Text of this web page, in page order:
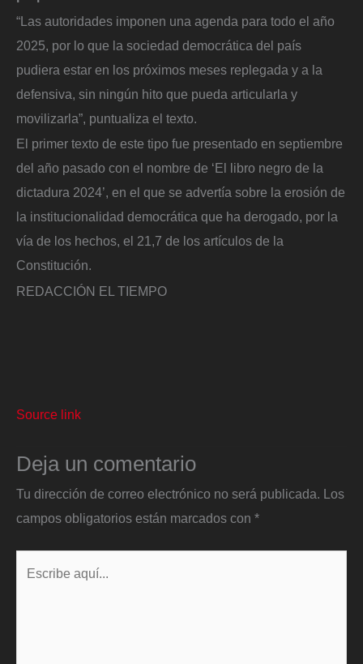
“Las autoridades imponen una agenda para todo el año
2025, por lo que la sociedad democrática del país
pudiera estar en los próximos meses replegada y a la
defensiva, sin ningún hito que pueda articularla y
movilizarla”, puntualiza el texto.
El primer texto de este tipo fue presentado en septiembre
del año pasado con el nombre de ‘El libro negro de la
dictadura 2024’, en el que se advertía sobre la erosión de
la institucionalidad democrática que ha derogado, por la
vía de los hechos, el 21,7 de los artículos de la
Constitución.
REDACCIÓN EL TIEMPO
Source link
Deja un comentario
Tu dirección de correo electrónico no será publicada. Los
campos obligatorios están marcados con *